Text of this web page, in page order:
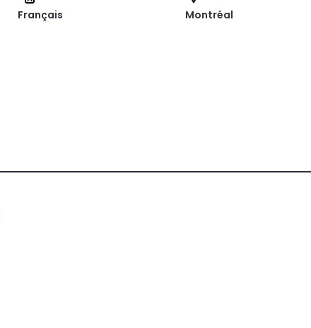
Français Montréal